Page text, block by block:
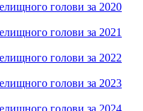
голови за 2020
голови за 2021
голови за 2022
голови за 2023
голови за 2024